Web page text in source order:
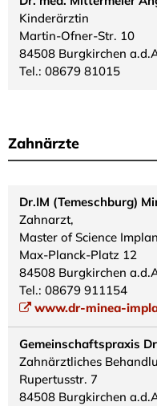
Kinderärztin
Martin-Ofner-Str. 10
84508 Burgkirchen
Tel.: 08679 81015
Zahnärzte
Dr.IM (Temeschburg)
Zahnarzt,
Master of Science
Max-Planck-Platz 12
84508 Burgkirchen
Tel.: 08679 911154
www.dr-minea-
Gemeinschaftspraxis
Zahnärztliches
Rupertusstr. 7
84508 Burgkirchen